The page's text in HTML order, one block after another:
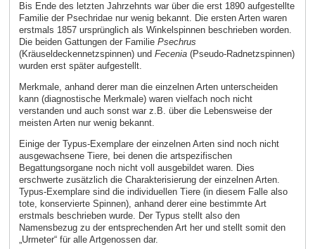
Bis Ende des letzten Jahrzehnts war über die erst 1890 aufgestellte
Familie der Psechridae nur wenig bekannt. Die ersten Arten waren
erstmals 1857 ursprünglich als Winkelspinnen beschrieben worden.
Die beiden Gattungen der Familie Psechrus
(Kräuseldeckennetzspinnen) und Fecenia(Pseudo-Radnetzspinnen)
wurden erst später aufgestellt.
Merkmale, anhand derer man die einzelnen Arten unterscheiden
kann (diagnostische Merkmale) waren vielfach noch nicht
verstanden und auch sonst war z.B. über die Lebensweise der
meisten Arten nur wenig bekannt.
Einige der Typus-Exemplare der einzelnen Arten sind noch nicht
ausgewachsene Tiere, bei denen die artspezifischen
Begattungsorgane noch nicht voll ausgebildet waren. Dies
erschwerte zusätzlich die Charakterisierung der einzelnen Arten.
Typus-Exemplare sind die individuellen Tiere (in diesem Falle also
tote, konservierte Spinnen), anhand derer eine bestimmte Art
erstmals beschrieben wurde. Der Typus stellt also den
Namensbezug zu der entsprechenden Art her und stellt somit den
„Urmeter“ für alle Artgenossen dar.